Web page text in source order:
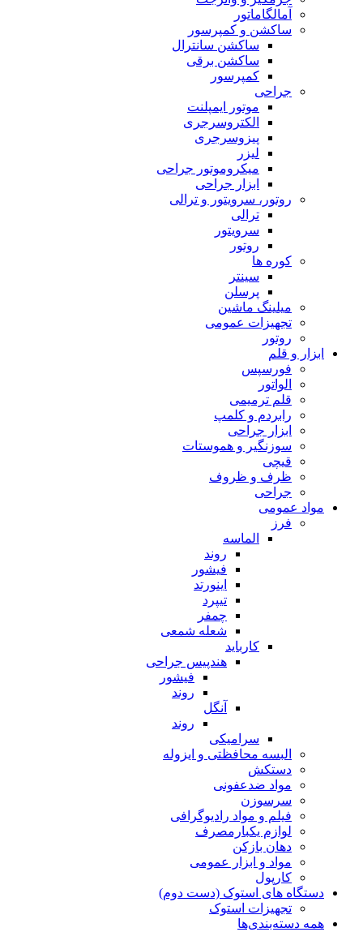
آمالگاماتور
ساکشن و کمپرسور
ساکشن سانترال
ساکشن برقی
کمپرسور
جراحی
موتور ایمپلنت
الکتروسرجری
پیزوسرجری
لیزر
میکروموتور جراحی
ابزار جراحی
روتور، سرویتور و ترالی
ترالی
سرویتور
روتور
کوره ها
سینتر
پرسلن
میلینگ ماشین
تجهیزات عمومی
روتور
ابزار و قلم
فورسپس
الواتور
قلم ترمیمی
رابردم و کلمپ
ابزار جراحی
سوزنگیر و هموستات
قیچی
ظرف و ظروف
جراحی
مواد عمومی
فرز
الماسه
روند
فیشور
اینورتد
تیپرد
چمفر
شعله شمعی
کارباید
هندپیس جراحی
فیشور
روند
آنگل
روند
سرامیکی
البسه محافظتی و ایزوله
دستکش
مواد ضدعفونی
سرسوزن
فیلم و مواد رادیوگرافی
لوازم یکبارمصرف
دهان بازکن
مواد و ابزار عمومی
کارپول
دستگاه های استوک (دست دوم)
تجهیزات استوک
همه دسته‌بندی‌ها